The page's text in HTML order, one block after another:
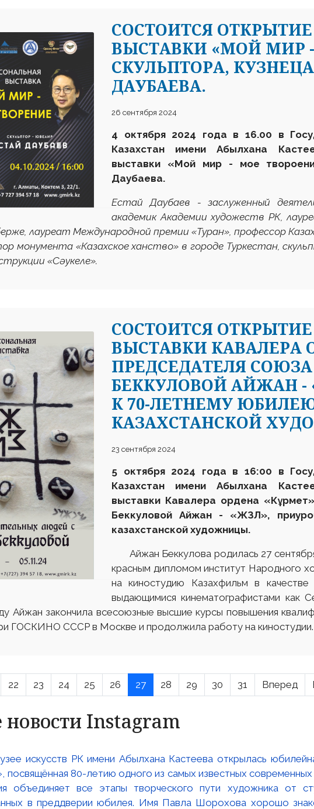
CОСТОИТСЯ
ВЫСТАВКИ «МОЙ МИР
СКУЛЬПТОРА,
ДАУБАЕВА.
26 сентября 2024
4 октября 2024 года в 16.00 в
Казахстан имени Абылхана
выставки «Мой мир - мое
Даубаева.
Естай Даубаев - заслуженный
академик Академии художеств РК,
лауреат Международной премии «Туран», профессор
монумента «Казахское ханство» в городе Туркестан,
«Сәукеле».
CОСТОИТСЯ
ВЫСТАВКИ КАВАЛЕРА
ПРЕДСЕДАТЕЛЯ
БЕККУЛОВОЙ АЙЖАН -
К 70-ЛЕТНЕМУ
КАЗАХСТАНСКОЙ
23 сентября 2024
5 октября 2024 года в 16:00 в
Казахстан имени Абылхана
выставки Кавалера ордена
Беккуловой Айжан - «ЖЗЛ»,
казахстанской художницы.
Айжан Беккулова родилась 27 сентября
красным дипломом институт Народного
на киностудию Казахфильм в
выдающимися кинематографистами как
Айжан закончила всесоюзные высшие курсы повышения
ГОСКИНО СССР в Москве и продолжила работу на киностудии.
22 23 24 25 26 27 28 29 30 31 Вперед
новости Instagram